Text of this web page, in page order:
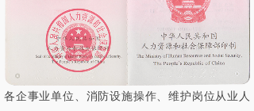
各企事业单位、消防设施操作、维护岗位从业人